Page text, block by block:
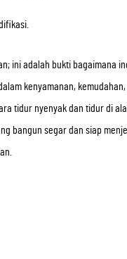
ini adalah bukti bagaimana
kenyamanan,
tidur nyenyak dan tidur di
bangun segar dan siap